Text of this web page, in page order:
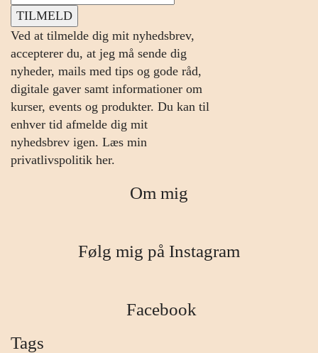
Ved at tilmelde dig mit nyhedsbrev,
accepterer du, at jeg må sende dig
nyheder, mails med tips og gode råd,
digitale gaver samt informationer om
kurser, events og produkter. Du kan til
enhver tid afmelde dig mit
nyhedsbrev igen. Læs min
privatlivspolitik her.
Om mig
Følg mig på Instagram
Facebook
Tags